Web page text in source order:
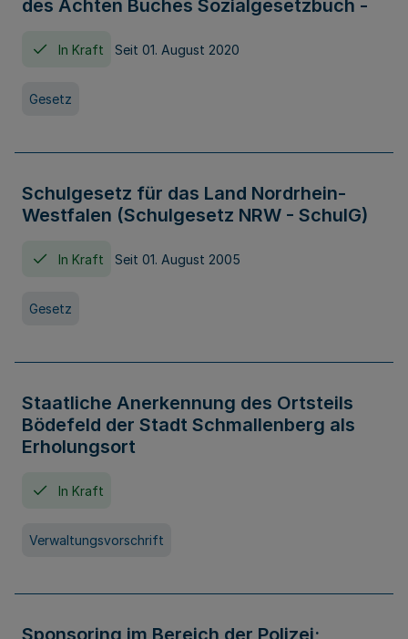
des Achten Buches Sozialgesetzbuch -
In Kraft Seit 01. August 2020
Gesetz
Schulgesetz für das Land Nordrhein-
Westfalen (Schulgesetz NRW - SchulG)
In Kraft Seit 01. August 2005
Gesetz
Staatliche Anerkennung des Ortsteils
Bödefeld der Stadt Schmallenberg als
Erholungsort
In Kraft
Verwaltungsvorschrift
Sponsoring im Bereich der Polizei;